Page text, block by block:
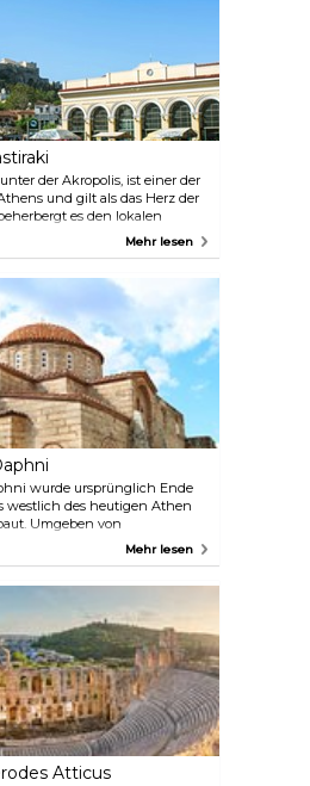
der Akropolis, ist einer der
und gilt als das Herz der
es den lokalen
Cafés, Restaurants
Mehr lesen
wurde ursprünglich Ende
westlich des heutigen Athen
Umgeben von
wurde das Kloster im Laufe
Bauwerke erweitert. Das
Komplex wurde zum
das einen kleinen
Verkehrsmitteln wert ist.
Mehr lesen
Atticus